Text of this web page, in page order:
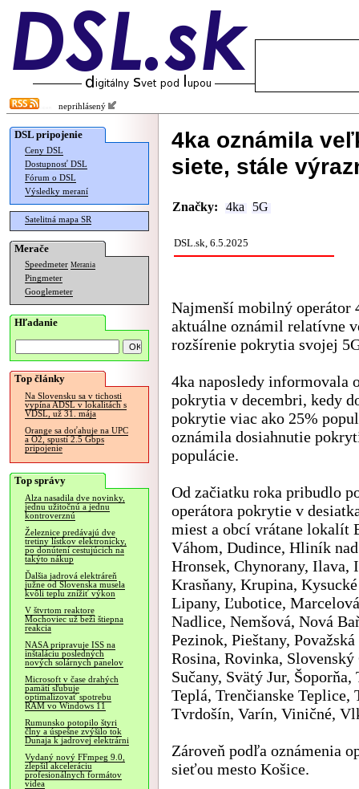
neprihlásený
DSL pripojenie
Ceny DSL
Dostupnosť DSL
Fórum o DSL
Výsledky meraní
Satelitná mapa SR
Merače
Speedmeter Merania
Pingmeter
Googlemeter
Hľadanie
Top články
Na Slovensku sa v tichosti
vypína ADSL v lokalitách s
VDSL, už 31. mája
Orange sa doťahuje na UPC
a O2, spustí 2.5 Gbps
pripojenie
Top správy
Alza nasadila dve novinky,
jednu užitočnú a jednu
kontroverznú
Železnice predávajú dve
tretiny lístkov elektronicky,
po donútení cestujúcich na
takýto nákup
Ďalšia jadrová elektráreň
južne od Slovenska musela
kvôli teplu znížiť výkon
V štvrtom reaktore
Mochoviec už beží štiepna
reakcia
NASA pripravuje ISS na
inštaláciu posledných
nových solárnych panelov
Microsoft v čase drahých
pamätí sľubuje
optimalizovať spotrebu
RAM vo Windows 11
Rumunsko potopilo štyri
člny a úspešne zvýšilo tok
Dunaja k jadrovej elektrárni
Vydaný nový FFmpeg 9.0,
zlepšil akceleráciu
profesionálnych formátov
videa
4ka oznámila
siete, stále
Značky: 4ka 5G
DSL.sk, 6.5.2025
Najmenší mobilný operátor
aktuálne oznámil relatívne
rozšírenie pokrytia svojej
4ka naposledy informovala
pokrytia v decembri, kedy
pokrytie viac ako 25%
oznámila dosiahnutie
populácie.
Od začiatku roka pribudlo
operátora pokrytie v
miest a obcí vrátane lokalít
Váhom, Dudince, Hliník
Hronsek, Chynorany,
Krasňany, Krupina,
Lipany, Ľubotice,
Nadlice, Nemšová, Nová
Pezinok, Pieštany,
Rosina, Rovinka, Slovenský
Sučany, Svätý Jur,
Teplá, Trenčianske Teplice,
Tvrdošín, Varín, Viničné,
Zároveň podľa oznámenia
sieťou mesto Košice.